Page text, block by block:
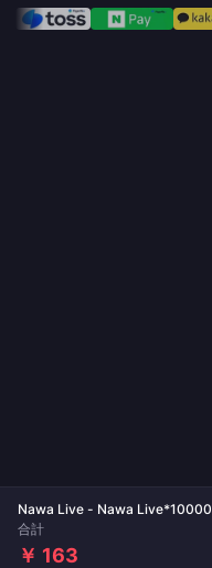
Nawa Live - Nawa Live*10000
合計
￥ 163